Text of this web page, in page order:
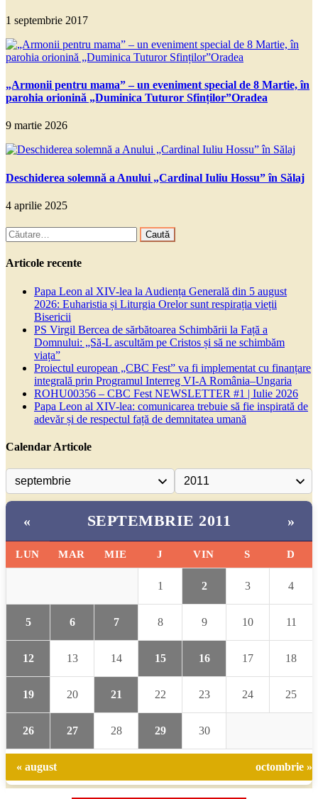
1 septembrie 2017
„Armonii pentru mama” – un eveniment special de 8 Martie, în
parohia orionină „Duminica Tuturor Sfinților”Oradea
9 martie 2026
Deschiderea solemnă a Anului „Cardinal Iuliu Hossu” în Sălaj
4 aprilie 2025
Caută
după:
Articole recente
Papa Leon al XIV-lea la Audiența Generală din 5 august
2026: Euharistia și Liturgia Orelor sunt respirația vieții
Bisericii
PS Virgil Bercea de sărbătoarea Schimbării la Față a
Domnului: „Să-L ascultăm pe Cristos și să ne schimbăm
viața”
Proiectul european „CBC Fest” va fi implementat cu finanțare
integrală prin Programul Interreg VI-A România–Ungaria
ROHU00356 – CBC Fest NEWSLETTER #1 | Iulie 2026
Papa Leon al XIV-lea: comunicarea trebuie să fie inspirată de
adevăr și de respectul față de demnitatea umană
Calendar Articole
« SEPTEMBRIE 2011 »
LUN MAR MIE J VIN S D
1 2 3 4
5 6 7 8 9 10 11
12 13 14 15 16 17 18
19 20 21 22 23 24 25
26 27 28 29 30
« august octombrie »